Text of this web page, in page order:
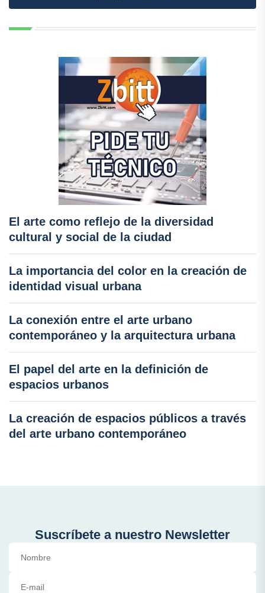
El arte como reflejo de la diversidad
cultural y social de la ciudad
La importancia del color en la creación de
identidad visual urbana
La conexión entre el arte urbano
contemporáneo y la arquitectura urbana
El papel del arte en la definición de
espacios urbanos
La creación de espacios públicos a través
del arte urbano contemporáneo
Suscríbete a nuestro Newsletter